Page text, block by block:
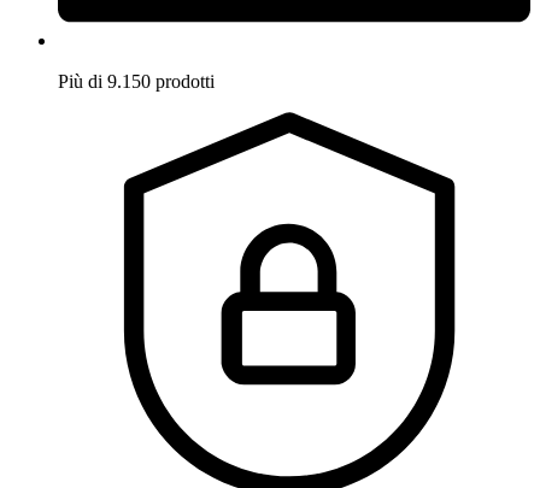
Più di 9.150 prodotti